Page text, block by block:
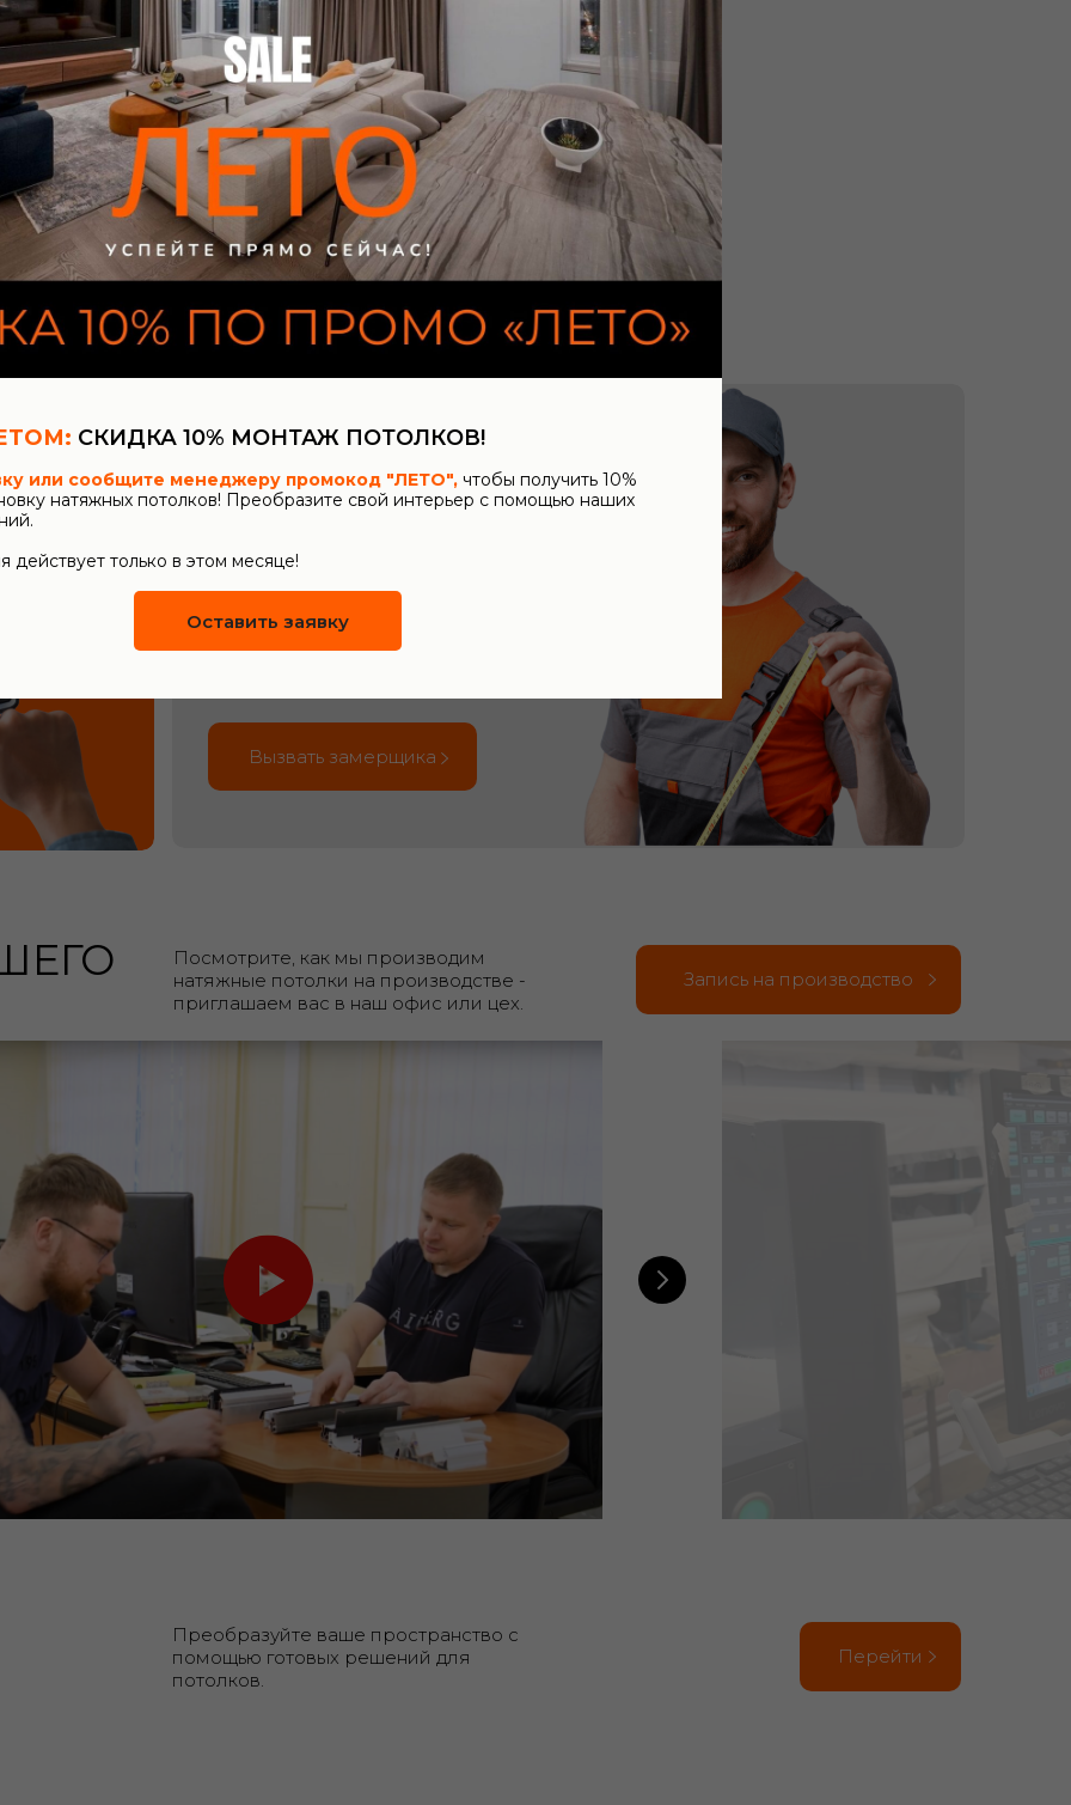
СКИДКА 10% МОНТАЖ ПОТОЛКОВ!
или сообщите менеджеру промокод "ЛЕТО", чтобы получить 10%
натяжных потолков! Преобразите свой интерьер с помощью наших
действует только в этом месяце!
Оставить заявку
МАТОВЫЕ ПОТОЛКИ TEQTUM
В стоимость включено:
Замер помещения / Изготовление /
Доставка в подарок*
Цвет:белый, черный, по запросу
Страна:Германия
Цена: от 1890 р./ м
Цена: от 1490 р./ м2
ОСТАВЬТЕ ЗАЯВКУ
ДЛЯ БЕСПЛАТНОГО
свяжется с вами, для
уточнения даты и
Вызвать замерщика
Посмотрите, как мы производим
натяжные потолки на производстве -
приглашаем вас в наш офис или цех.
Запись на производство
Преобразуйте ваше пространство с
помощью готовых решений для
потолков.
Перейти